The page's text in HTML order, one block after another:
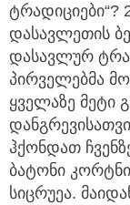
ტრადიციები“?
დასავლეთის
დასავლურ
პირველებმა
ყველაზე მეტი
ჰქონდათ
ბატონი
სიცრუეა.